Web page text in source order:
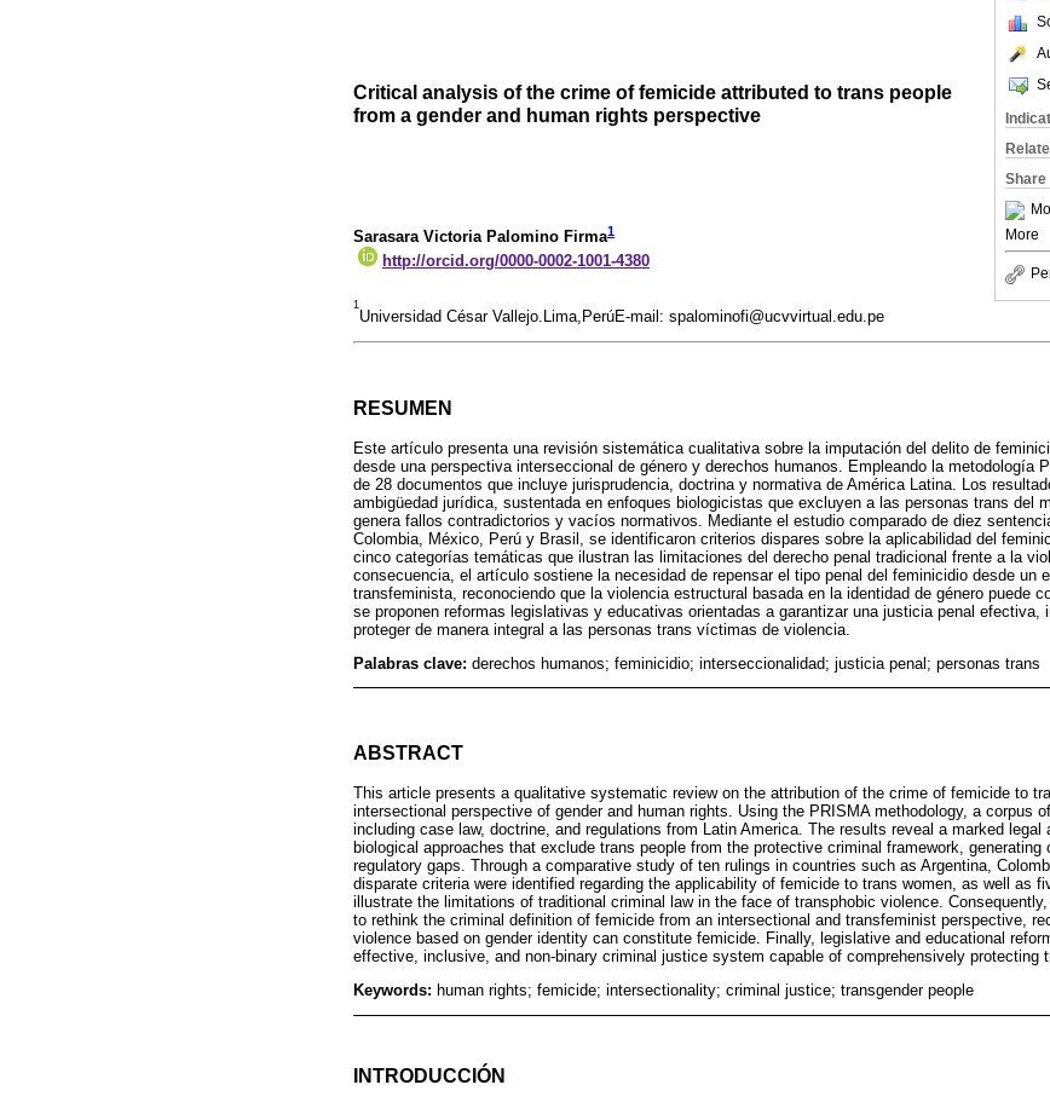
Share
More
Critical analysis of the crime of femicide attributed to trans people
from a gender and human rights perspective
Sarasara Victoria Palomino Firma1
http://orcid.org/0000-0002-1001-4380
1
Universidad César Vallejo.Lima,PerúE-mail: spalominofi@ucvvirtual.edu.pe
RESUMEN
Este artículo presenta una revisión sistemática cualitativa sobre la imputación del delito de
desde una perspectiva interseccional de género y derechos humanos. Empleando la metodología
de 28 documentos que incluye jurisprudencia, doctrina y normativa de América Latina. Los
ambigüedad jurídica, sustentada en enfoques biologicistas que excluyen a las personas trans del
genera fallos contradictorios y vacíos normativos. Mediante el estudio comparado de diez
Colombia, México, Perú y Brasil, se identificaron criterios dispares sobre la aplicabilidad del
cinco categorías temáticas que ilustran las limitaciones del derecho penal tradicional frente a la
consecuencia, el artículo sostiene la necesidad de repensar el tipo penal del feminicidio desde un
transfeminista, reconociendo que la violencia estructural basada en la identidad de género puede
se proponen reformas legislativas y educativas orientadas a garantizar una justicia penal efectiva,
proteger de manera integral a las personas trans víctimas de violencia.
Palabras clave: derechos humanos; feminicidio; interseccionalidad; justicia penal; personas trans
ABSTRACT
This article presents a qualitative systematic review on the attribution of the crime of femicide to
intersectional perspective of gender and human rights. Using the PRISMA methodology, a corpus
including case law, doctrine, and regulations from Latin America. The results reveal a marked legal
biological approaches that exclude trans people from the protective criminal framework, generating
regulatory gaps. Through a comparative study of ten rulings in countries such as Argentina,
disparate criteria were identified regarding the applicability of femicide to trans women, as well as
illustrate the limitations of traditional criminal law in the face of transphobic violence.
to rethink the criminal definition of femicide from an intersectional and transfeminist perspective,
violence based on gender identity can constitute femicide. Finally, legislative and educational
effective, inclusive, and non-binary criminal justice system capable of comprehensively protecting
Keywords: human rights; femicide; intersectionality; criminal justice; transgender people
INTRODUCCIÓN